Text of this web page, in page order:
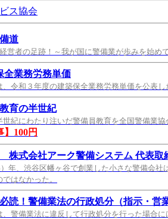
道
営者の足跡！～我が国に警備業が歩みを始
全業務労務単価
、令和３年度の建築保全業務労務単価を公表し
育の半世紀
世紀にわたり注いだ警備員教育を全国警備業
】100円
株式会社アーク警備システム 代表取
年、渋谷区幡ヶ谷で創業した小さな警備会
はなかった。
読！警備業法の行政処分（指示・営
、警備業法に違反して行政処分を行った場合